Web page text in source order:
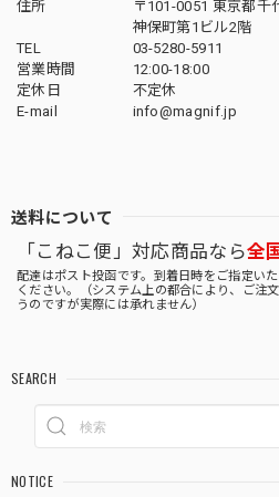
住所
〒101-0051 東京都千
神保町第1ビル2階
TEL
03-5280-5911
営業時間
12:00-18:00
定休日
不定休
E-mail
info@magnif.jp
送料について
「こねこ便」対応商品なら全
配達はポスト投函です。到着日時をご指定い
ください。（システム上の都合により、ご注
うのですが実際には承れません）
SEARCH
NOTICE